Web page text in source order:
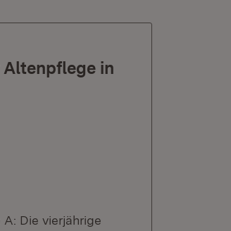
in
Die vierjährige